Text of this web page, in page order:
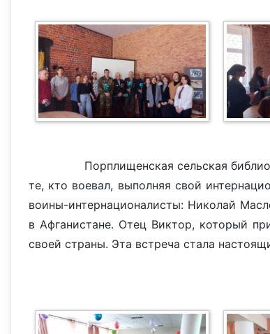
Порплищенская сельская
те, кто воевал, выполняя свой
воины-интернационалисты: Николай
в Афганистане. Отец Виктор, который
своей страны. Эта встреча стала